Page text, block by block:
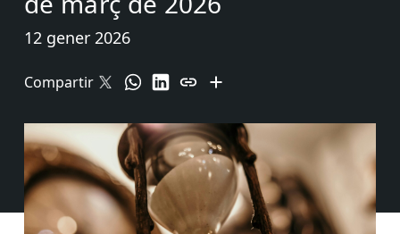
12 gener 2026
Compartir